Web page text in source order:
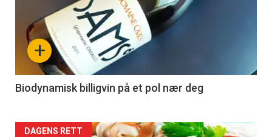
akkurat
nå
4
+
Biodynamisk billigvin på et pol nær deg
DAGENS RETT